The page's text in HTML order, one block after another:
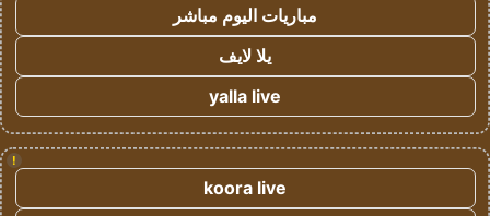
مباريات اليوم مباشر
يلا لايف
yalla live
!
koora live